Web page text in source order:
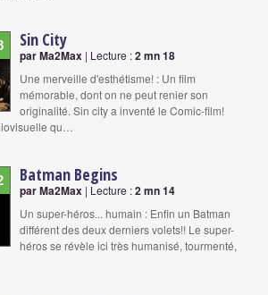
Sin City
par Ma2Max | Lecture :2 mn 18
Une merveille d'esthétisme! : Un film
mémorable, dont on ne peut renier son
originalité. Sin city a inventé le Comic-film!
qu…
Batman Begins
par Ma2Max | Lecture :2 mn 14
Un super-héros... humain : Enfin un Batman
différent des deux derniers volets!! Le super-
héros se révèle ici très humanisé, tourmenté,